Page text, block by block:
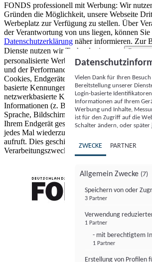
FONDS professionell mit Werbung: Wir
Gründen die Möglichkeit, unsere Webseite
Werbeplatz zur Verfügung zu stellen. Über
der Verantwortung von uns liegen, können Sie
Datenschutzerklärung näher informieren. Zur
Dienste nutzen wir Technologien von
personalisierte Werbung und Inhalte, Messung
und der Performance von Inhalten sowie
Cookies, Endgeräte- oder ähnliche Online-
basierte Kennungen, zufällig generierte
netzwerkbasierte Kennungen) können
Informationen (z. B. Browsertyp und
Sprache, Bildschirmgröße, unterstützte
Ihrem Endgerät gespeichert oder von dort
jedes Mal wiederzuerkennen, wenn es eine
aufruft. Dies geschieht für einen oder mehrere
Verarbeitungszwecke.
Vielen Dank für Ihren
Bereitstellung unserer
Login-basierte
Informationen auf Ihrem
Werbung und Inhalte,
ist für den Zugriff auf die
Schalter ändern, oder
ZWECKE PARTNER
Allgemein Zwecke (7)
Speichern von oder
3 Partner
Verwendung
1 Partner
- mit berechtigtem
1 Partner
Erstellung von Profilen
FONDS professionell